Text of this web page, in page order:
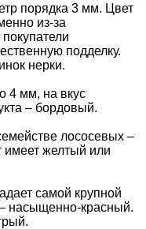
порядка 3 мм. Цвет
из-за
подделку.
нерки.
4 мм, на вкус
– бордовый.
лососевых –
имеет желтый или
самой крупной
насыщенно-красный.